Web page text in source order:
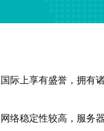
际上享有盛誉，拥有诸
络稳定性较高，服务